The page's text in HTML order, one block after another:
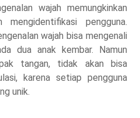
wajah memungkinkan
mengidentifikasi pengguna.
wajah bisa mengenali
dua anak kembar. Namun
tangan, tidak akan bisa
karena setiap pengguna
unik.